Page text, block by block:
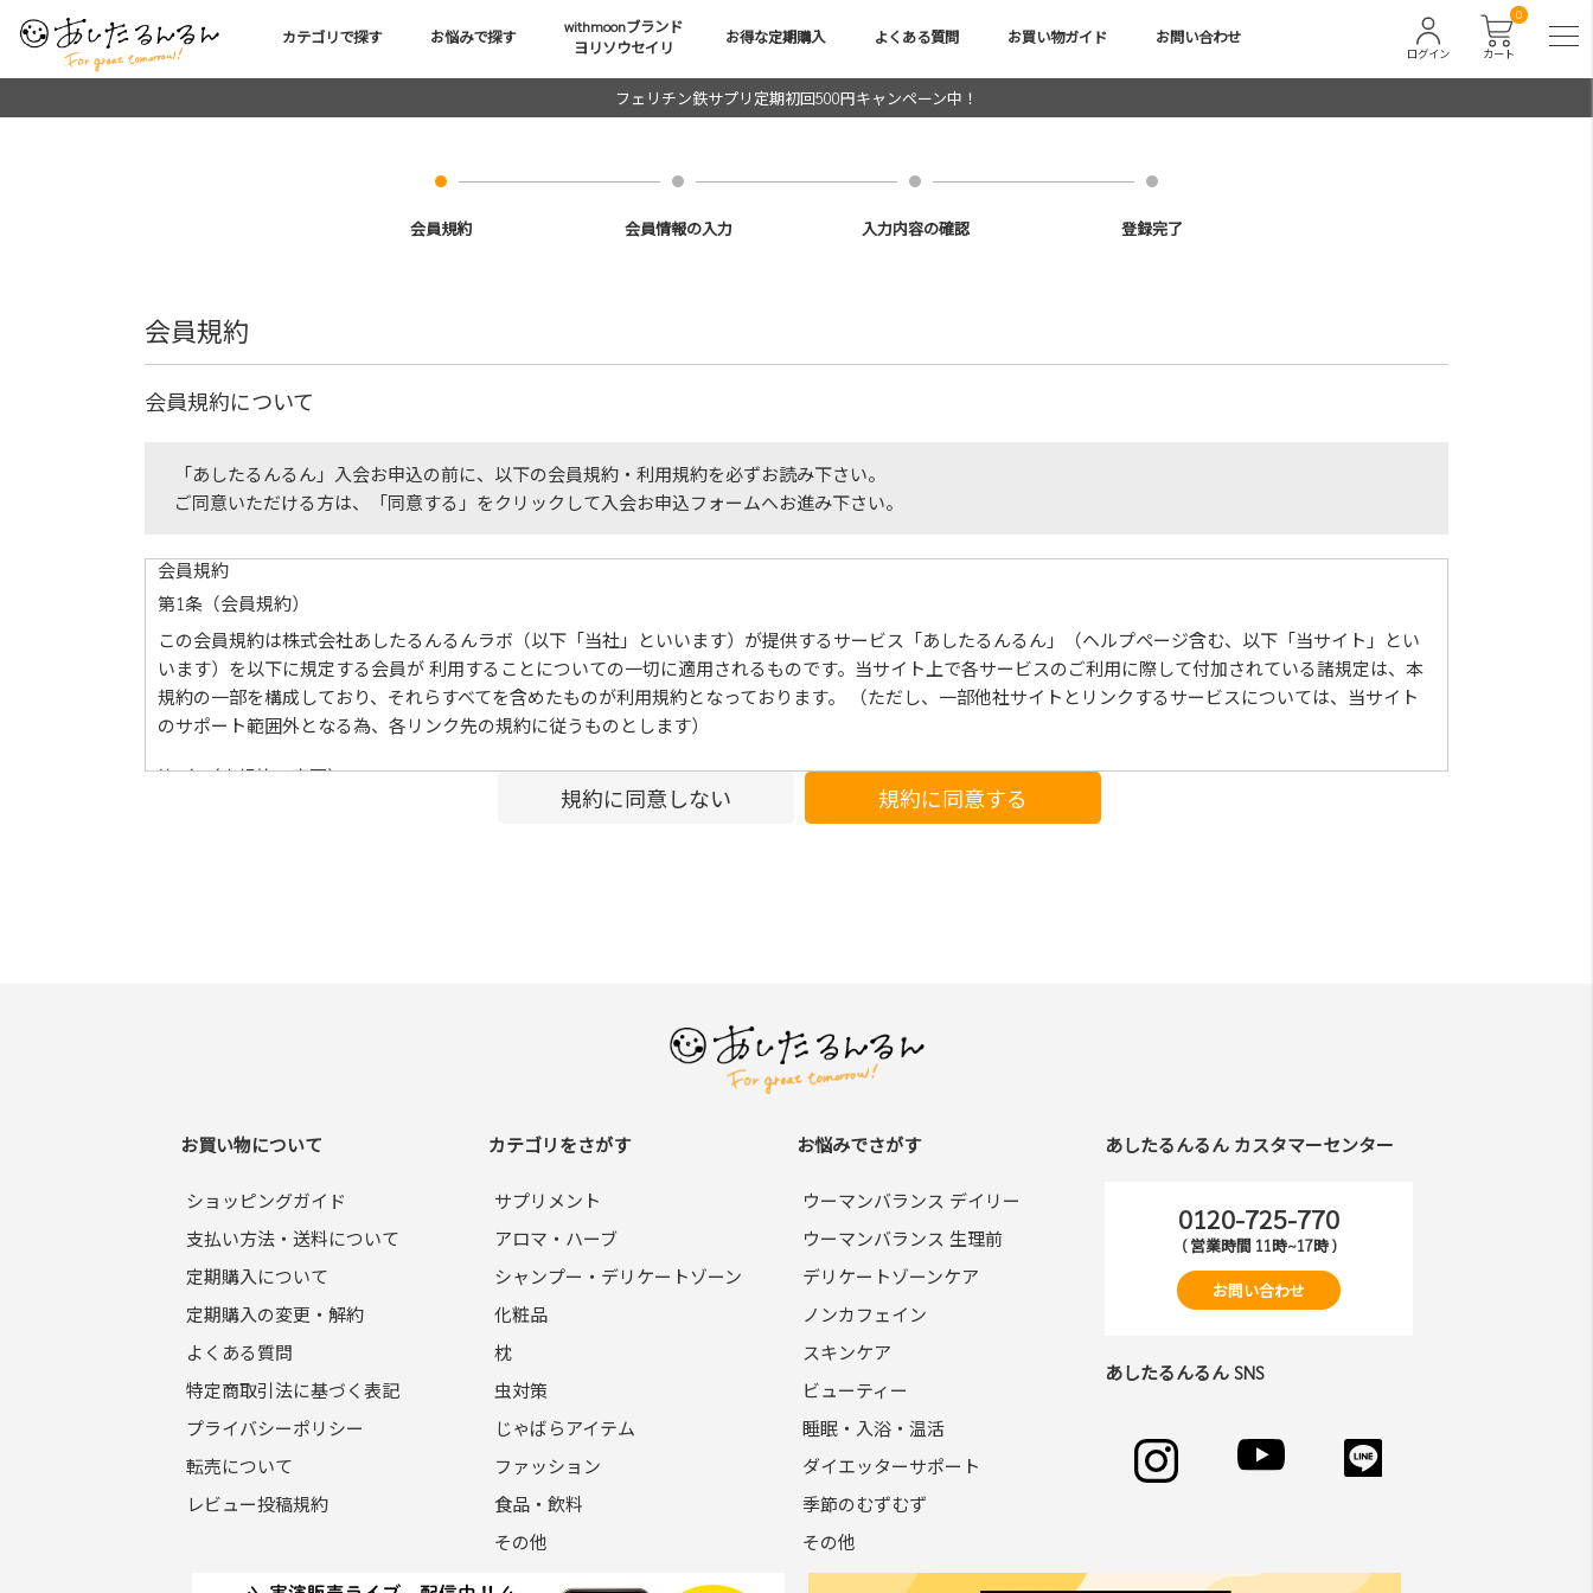
カテゴリで探す お悩みで探す
withmoonブランド
ヨリソウセイリ
お得な定期購入 よくある質問 お買い物ガイド お問い合わせ
カート
0
ログイン
フェリチン鉄サプリ定期初回500円キャンペーン中！
会員規約 会員情報の入力 入力内容の確認 登録完了
会員規約
会員規約について
「あしたるんるん」入会お申込の前に、以下の会員規約・利用規約を必ずお読み下さい。
ご同意いただける方は、「同意する」をクリックして入会お申込フォームへお進み下さい。
会員規約
第1条（会員規約）
この会員規約は株式会社あしたるんるんラボ（以下「当社」といいます）が提供するサービス「あしたるんるん」（ヘルプページ含む、以下「当サイト」とい
います）を以下に規定する会員が 利⽤することについての⼀切に適⽤されるものです。当サイト上で各サービスのご利⽤に際して付加されている諸規定は、本
規約の⼀部を構成しており、それらすべてを含めたものが利⽤規約となっております。 （ただし、⼀部他社サイトとリンクするサービスについては、当サイト
のサポート範囲外となる為、各リンク先の規約に従うものとします）
第2条（本規約の変更）
当社は、会員の了承を得ることなく本規約を随時変更することができるものとし、会員はこれを承諾します。前項の変更については、当サイト上に1ヵ⽉間表⽰
※ログインには、会員登録時に入力したメールアドレスおよびパスワードが必要になります。
第5条（個⼈情報）
当サイトを利⽤するにあたって、会員の住所、電話番号、購⼊履歴などの⼤切な個⼈情報がネットサーバ上に登録され ますが、当社はその個⼈情報を適切かつ
確実に管理するものとし、法令などにより開⽰が求められる場合を除き、開⽰しないものとします。
※チャートなど⼀個⼈が特定できない範囲で集計する場合があります。
など、当社が不適当と判断した時は、その会員登録を承認しない場合があります。
また⼀度承認した会員であっても前述のいずれかであることが判明した場合は、ただちに承認を取り消させていただきます。
第7条（掲載内容）
当社が提供する当サイトの掲載内容、営業内容は会員への通知をすることなく、変更や中⽌することがあります。また 当社が提供する情報についていかなる保
証も負わないものとします。
1. 当社は、以下の何れかが⽣じた場合には、会員に事前に通知することなく、⼀時的に当サイトを中断することがあります。
規約に同意しない 規約に同意する
お買い物について
ショッピングガイド
支払い方法・送料について
定期購入について
定期購入の変更・解約
よくある質問
特定商取引法に基づく表記
プライバシーポリシー
転売について
レビュー投稿規約
カテゴリをさがす
サプリメント
アロマ・ハーブ
シャンプー・デリケートゾーン
化粧品
枕
虫対策
じゃばらアイテム
ファッション
食品・飲料
その他
お悩みでさがす
ウーマンバランス デイリー
ウーマンバランス 生理前
デリケートゾーンケア
ノンカフェイン
スキンケア
ビューティー
睡眠・入浴・温活
ダイエッターサポート
季節のむずむず
その他
あしたるんるん カスタマーセンター
0120-725-770
( 営業時間 11時~17時 )
お問い合わせ
あしたるんるん SNS